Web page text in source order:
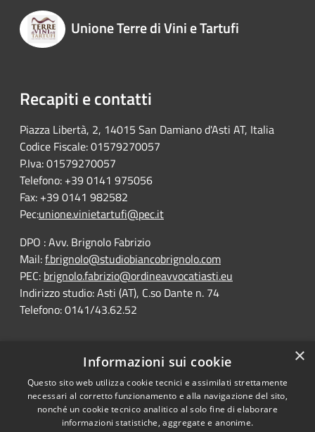
Unione Terre di Vini e Tartufi
Recapiti e contatti
Piazza Libertà, 2, 14015 San Damiano d'Asti AT, Italia
Codice Fiscale: 01579270057
P.Iva: 01579270057
Telefono: +39 0141 975056
Fax: +39 0141 982582
Pec:unione.vinietartufi@pec.it
DPO : Avv. Brignolo Fabrizio
Mail:f.brignolo@studiobiancobrignolo.com
PEC: brignolo.fabrizio@ordineavvocatiasti.eu
Indirizzo studio: Asti (AT), C.so Dante n. 74
Telefono: 0141/43.62.52
RSS
Accessibility
Comune convenzionato
Astigov
×
Informazioni sui cookie
Questo sito web utilizza cookie tecnici e assimilati strettamente
necessari al corretto funzionamento e alla navigazione del sito,
nonché un cookie tecnico analitico al solo fine di elaborare
informazioni statistiche, aggregate e anonime.